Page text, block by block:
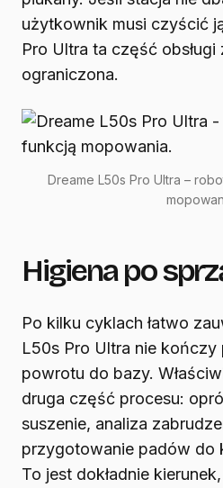
użytkownik musi czyścić
Pro Ultra ta część obsługi
ograniczona.
Dreame L50s Pro Ultra –
Higiena po
Po kilku cyklach łatwo
L50s Pro Ultra nie kończy
powrotu do bazy.
druga część procesu:
suszenie, analiza
przygotowanie padów do
To jest dokładnie